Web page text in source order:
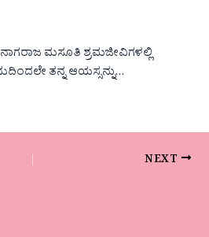
ಮಸೂತಿ ಶ್ರಮಜೀವಿಗಳಲ್ಲಿ
ತನ್ನ ಆಯಸ್ಸನ್ನು…
NEXT